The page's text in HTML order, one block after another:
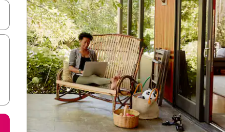
ನ್ಯಾವಿಗೇಟ್ ಮಾಡಿ ಅಥವಾ ಸ್ಪರ್ಶ ಅಥವಾ ಸ್ವೈಪ್ ಗೆಸ್ಚರ್‌ಗಳ ಮೂಲಕ ಅನ್ವೇಷಿಸಿ.